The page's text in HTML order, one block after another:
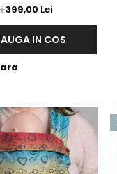
399,00 Lei
IN COS